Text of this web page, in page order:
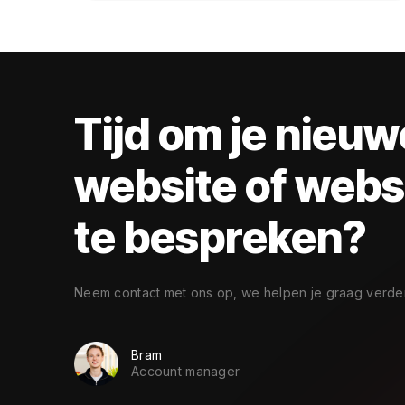
Tijd om je
website of
te bespreken?
Neem contact met ons op, we helpen je graag
Bram
Account manager